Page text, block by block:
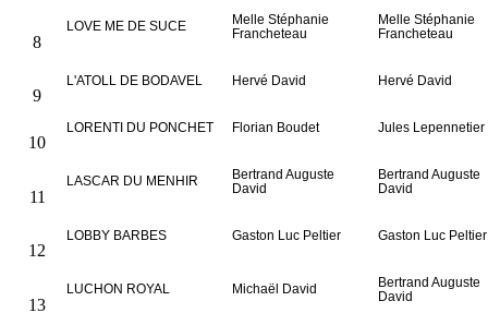
8
LOVE ME DE SUCE
Melle Stéphanie
Francheteau
Melle Stéphanie
Francheteau
9
L'ATOLL DE BODAVEL Hervé David Hervé David
10
LORENTI DU PONCHET Florian Boudet Jules Lepennetier
11
LASCAR DU MENHIR
Bertrand Auguste
David
Bertrand Auguste
David
12
LOBBY BARBES Gaston Luc Peltier Gaston Luc Peltier
13
LUCHON ROYAL Michaël David
Bertrand Auguste
David